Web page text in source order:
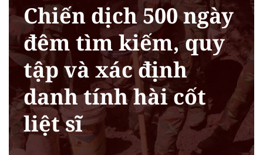
Chiến dịch 500 ngày
đêm tìm kiếm, quy
tập và xác định
danh tính hài cốt
liệt sĩ